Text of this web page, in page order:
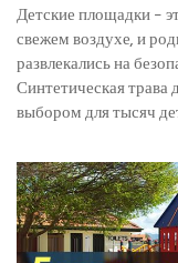
Детские площадки –
свежем воздухе, и
развлекались на
Синтетическая трава
выбором для тысяч